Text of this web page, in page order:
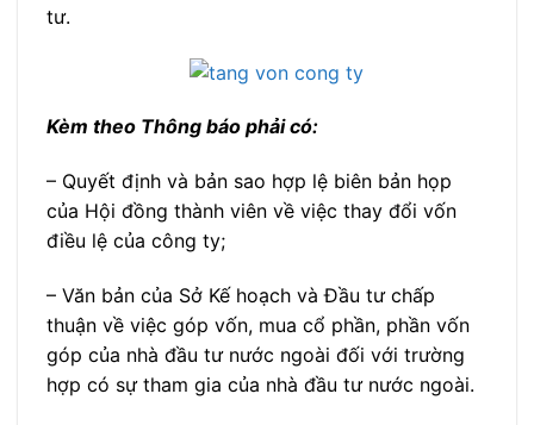
tư.
Kèm theo Thông báo phải có:
– Quyết định và bản sao hợp lệ biên bản họp
của Hội đồng thành viên về việc thay đổi vốn
điều lệ của công ty;
– Văn bản của Sở Kế hoạch và Đầu tư chấp
thuận về việc góp vốn, mua cổ phần, phần vốn
góp của nhà đầu tư nước ngoài đối với trường
hợp có sự tham gia của nhà đầu tư nước ngoài.